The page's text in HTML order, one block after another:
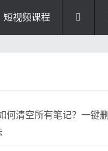
短视频课程
何清空所有笔记？一键删